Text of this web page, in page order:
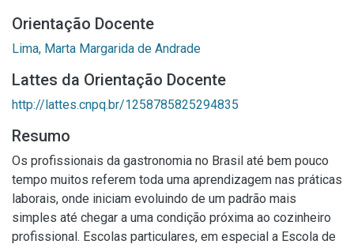
Orientação Docente
Lima, Marta Margarida de Andrade
Lattes da Orientação Docente
http://lattes.cnpq.br/1258785825294835
Resumo
Os profissionais da gastronomia no Brasil até bem pouco
tempo muitos referem toda uma aprendizagem nas práticas
laborais, onde iniciam evoluindo de um padrão mais
simples até chegar a uma condição próxima ao cozinheiro
profissional. Escolas particulares, em especial a Escola de